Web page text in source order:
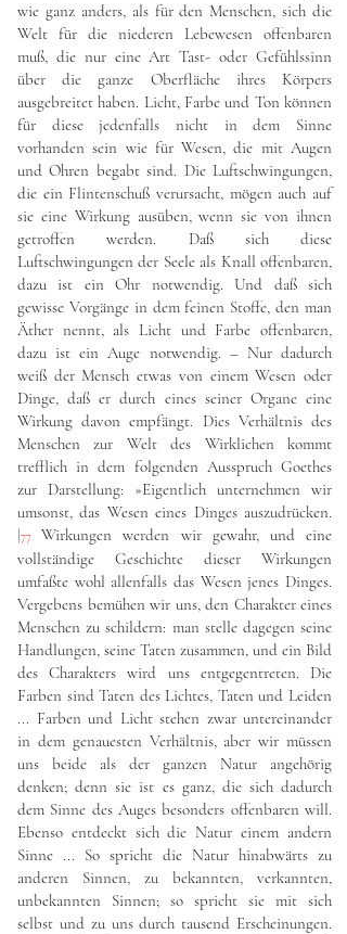
wie ganz anders, als für den Menschen, sich die
Welt für die niederen Lebewesen offenbaren
muß, die nur eine Art Tast- oder Gefühlssinn
über die ganze Oberfläche ihres Körpers
ausgebreitet haben. Licht, Farbe und Ton können
für diese jedenfalls nicht in dem Sinne
vorhanden sein wie für Wesen, die mit Augen
und Ohren begabt sind. Die Luftschwingungen,
die ein Flintenschuß verursacht, mögen auch auf
sie eine Wirkung ausüben, wenn sie von ihnen
getroffen werden. Daß sich diese
Luftschwingungen der Seele als Knall offenbaren,
dazu ist ein Ohr notwendig. Und daß sich
gewisse Vorgänge in dem feinen Stoffe, den man
Äther nennt, als Licht und Farbe offenbaren,
dazu ist ein Auge notwendig. – Nur dadurch
weiß der Mensch etwas von einem Wesen oder
Dinge, daß er durch eines seiner Organe eine
Wirkung davon empfängt. Dies Verhältnis des
Menschen zur Welt des Wirklichen kommt
trefflich in dem folgenden Ausspruch Goethes
zur Darstellung: »Eigentlich unternehmen wir
umsonst, das Wesen eines Dinges auszudrücken.
|77 Wirkungen werden wir gewahr, und eine
vollständige Geschichte dieser Wirkungen
umfaßte wohl allenfalls das Wesen jenes Dinges.
Vergebens bemühen wir uns, den Charakter eines
Menschen zu schildern: man stelle dagegen seine
Handlungen, seine Taten zusammen, und ein Bild
des Charakters wird uns entgegentreten. Die
Farben sind Taten des Lichtes, Taten und Leiden
... Farben und Licht stehen zwar untereinander
in dem genauesten Verhältnis, aber wir müssen
uns beide als der ganzen Natur angehörig
denken; denn sie ist es ganz, die sich dadurch
dem Sinne des Auges besonders offenbaren will.
Ebenso entdeckt sich die Natur einem andern
Sinne ... So spricht die Natur hinabwärts zu
anderen Sinnen, zu bekannten, verkannten,
unbekannten Sinnen; so spricht sie mit sich
selbst und zu uns durch tausend Erscheinungen.